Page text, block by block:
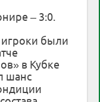
– 3:0.
игроки были
в Кубке
шанс